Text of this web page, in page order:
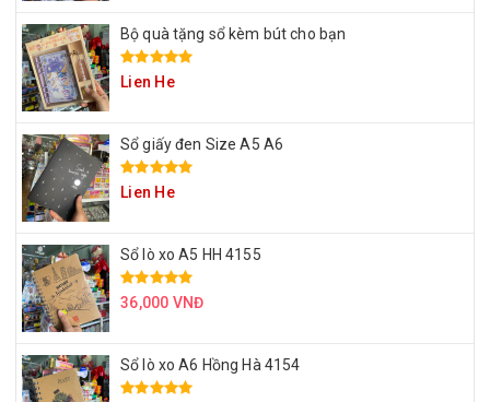
Bộ quà tặng sổ kèm bút cho bạn
Lien He
Sổ giấy đen Size A5 A6
Lien He
Sổ lò xo A5 HH 4155
36,000 VNĐ
Sổ lò xo A6 Hồng Hà 4154